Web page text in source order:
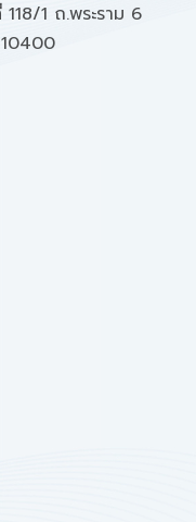
1 ถ.พระราม 6